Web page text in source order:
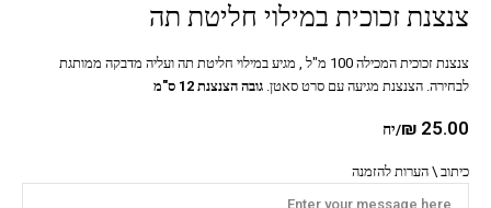
צנצנת זכוכית במילוי חליטת תה
₪ 25.00 /יח
כיתוב \ הערות להזמנה
צנצנת זכוכית המכילה 100 מ"ל , מגיע במילוי חליטת תה ועליה מדבקה ממותגת
לבחירה. הצנצנת מגיעה עם סרט סאטן. גובה הצנצנת 12 ס"מ